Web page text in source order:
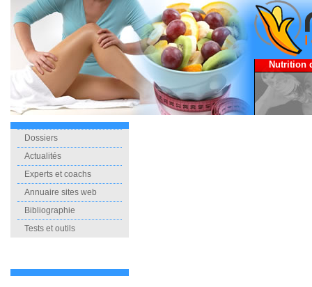
Nutrition
Dossiers
Actualités
Experts et coachs
Annuaire sites web
Bibliographie
Tests et outils